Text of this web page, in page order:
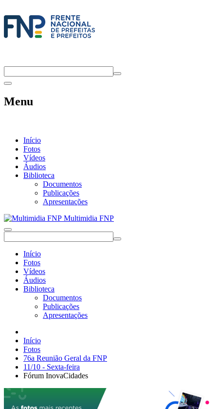
Menu
Início
Fotos
Vídeos
Áudios
Biblioteca
Documentos
Publicações
Apresentações
Multimidia FNP
Início
Fotos
Vídeos
Áudios
Biblioteca
Documentos
Publicações
Apresentações
Início
Fotos
76a Reunião Geral da FNP
11/10 - Sexta-feira
Fórum InovaCidades